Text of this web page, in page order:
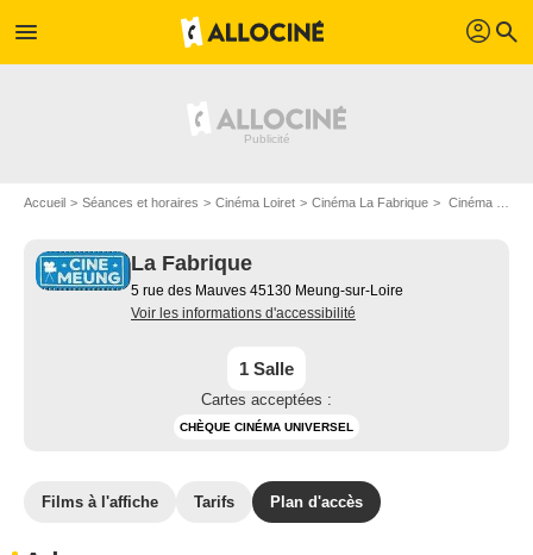
menu profil search
Accueil Séances et horaires Cinéma Loiret Cinéma La Fabrique Cinéma La Fabrique: plan d'accès
La Fabrique
5 rue des Mauves 45130 Meung-sur-Loire
Voir les informations d'accessibilité
1 Salle
Cartes acceptées :
CHÈQUE CINÉMA UNIVERSEL
Films à l'affiche Tarifs Plan d'accès